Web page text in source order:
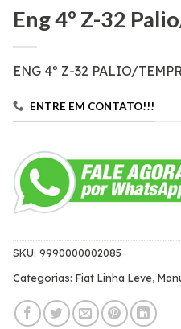
Eng 4º Z-32
ENG 4º Z-32 PALIO/
ENTRE EM CONTATO!!!
SKU: 9990000002085
Categorias: Fiat Linha Leve,